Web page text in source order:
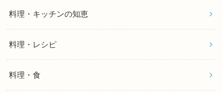
料理・キッチンの知恵
料理・レシピ
料理・食